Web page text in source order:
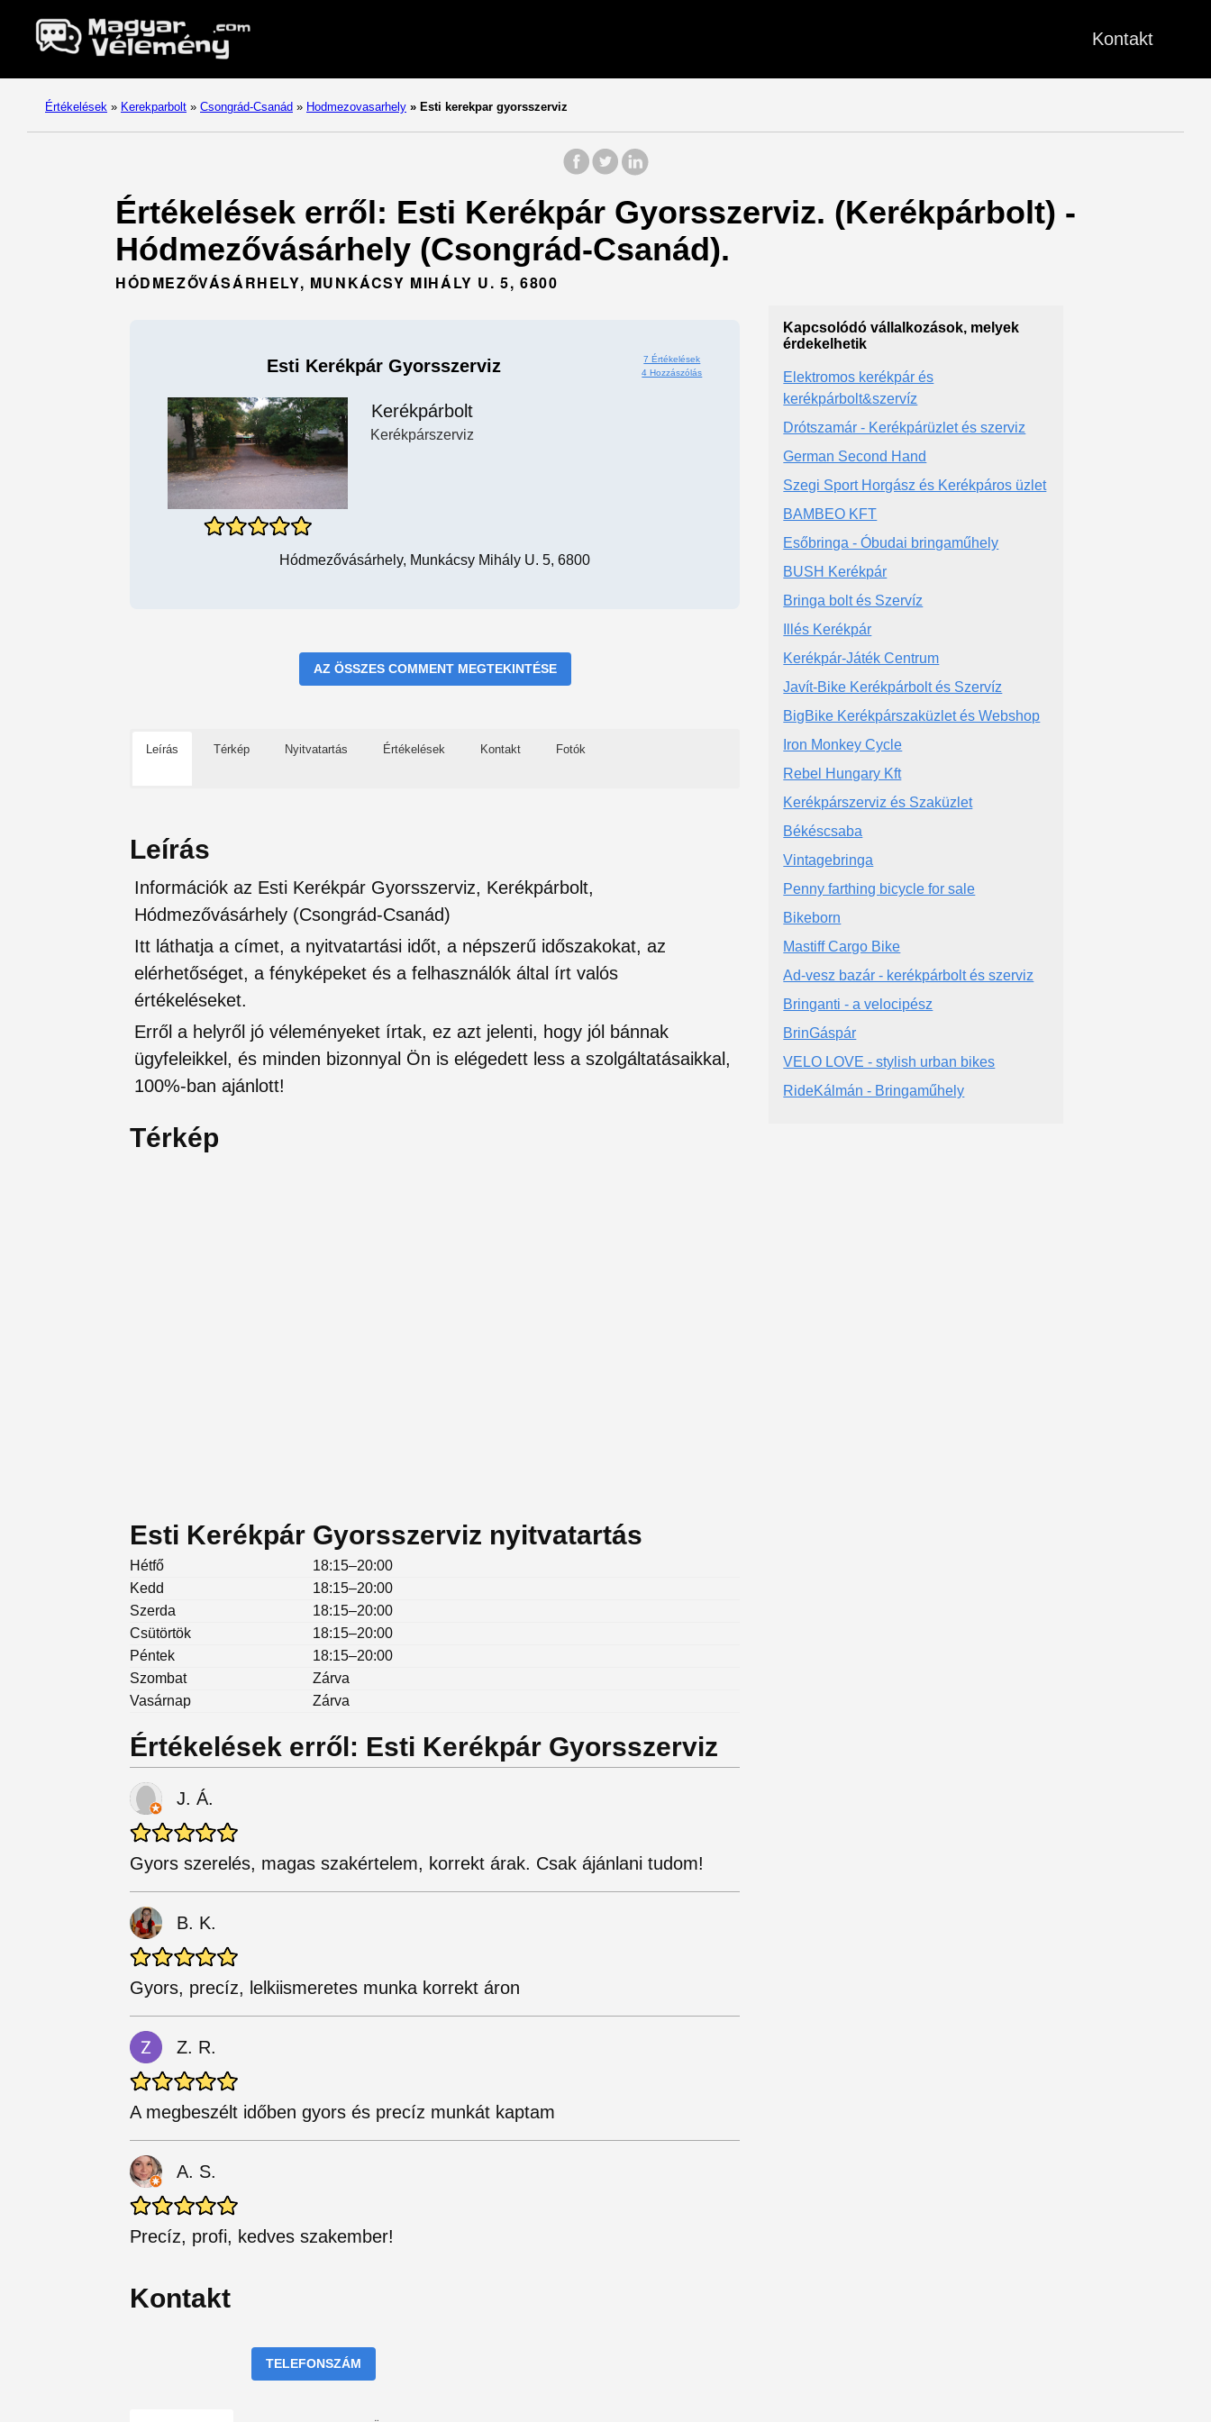
Kontakt
Értékelések » Kerekparbolt » Csongrád-Csanád » Hodmezovasarhely » Esti kerekpar gyorsszerviz
Értékelések erről: Esti Kerékpár Gyorsszerviz. (Kerékpárbolt) -
Hódmezővásárhely (Csongrád-Csanád).
HÓDMEZŐVÁSÁRHELY, MUNKÁCSY MIHÁLY U. 5, 6800
Esti Kerékpár Gyorsszerviz
7 Értékelések
4 Hozzászólás
Kerékpárbolt
Kerékpárszerviz
Hódmezővásárhely, Munkácsy Mihály U. 5, 6800
AZ ÖSSZES COMMENT MEGTEKINTÉSE
Leírás Térkép Nyitvatartás Értékelések Kontakt Fotók
Leírás
Információk az Esti Kerékpár Gyorsszerviz, Kerékpárbolt,
Hódmezővásárhely (Csongrád-Csanád)
Itt láthatja a címet, a nyitvatartási időt, a népszerű időszakokat, az
elérhetőséget, a fényképeket és a felhasználók által írt valós
értékeléseket.
Erről a helyről jó véleményeket írtak, ez azt jelenti, hogy jól bánnak
ügyfeleikkel, és minden bizonnyal Ön is elégedett less a szolgáltatásaikkal,
100%-ban ajánlott!
Térkép
Esti Kerékpár Gyorsszerviz nyitvatartás
Hétfő
18:15–20:00
Kedd
18:15–20:00
Szerda
18:15–20:00
Csütörtök
18:15–20:00
Péntek
18:15–20:00
Szombat
Zárva
Vasárnap
Zárva
Értékelések erről: Esti Kerékpár Gyorsszerviz
J. Á.
Gyors szerelés, magas szakértelem, korrekt árak. Csak ájánlani tudom!
B. K.
Gyors, precíz, lelkiismeretes munka korrekt áron
Z. R.
A megbeszélt időben gyors és precíz munkát kaptam
A. S.
Precíz, profi, kedves szakember!
Kontakt
TELEFONSZÁM
Kapcsolódó vállalkozások, melyek
érdekelhetik
Elektromos kerékpár és
kerékpárbolt&szervíz
Drótszamár - Kerékpárüzlet és szerviz
German Second Hand
Szegi Sport Horgász és Kerékpáros üzlet
BAMBEO KFT
Esőbringa - Óbudai bringaműhely
BUSH Kerékpár
Bringa bolt és Szervíz
Illés Kerékpár
Kerékpár-Játék Centrum
Javít-Bike Kerékpárbolt és Szervíz
BigBike Kerékpárszaküzlet és Webshop
Iron Monkey Cycle
Rebel Hungary Kft
Kerékpárszerviz és Szaküzlet
Békéscsaba
Vintagebringa
Penny farthing bicycle for sale
Bikeborn
Mastiff Cargo Bike
Ad-vesz bazár - kerékpárbolt és szerviz
Bringanti - a velocipész
BrinGáspár
VELO LOVE - stylish urban bikes
RideKálmán - Bringaműhely